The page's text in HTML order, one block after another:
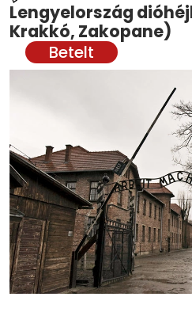
Lengyelország
Krakkó, Zakopane)